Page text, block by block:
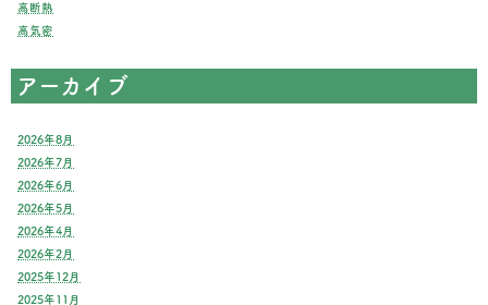
高断熱
高気密
アーカイブ
2026年8月
2026年7月
2026年6月
2026年5月
2026年4月
2026年2月
2025年12月
2025年11月